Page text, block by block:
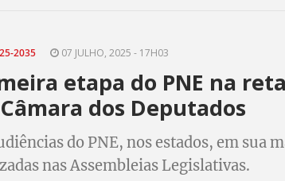
2035 07 JULHO, 2025 - 17H03
etapa do PNE na
dos Deputados
do PNE, nos estados, em sua
nas Assembleias Legislativas.